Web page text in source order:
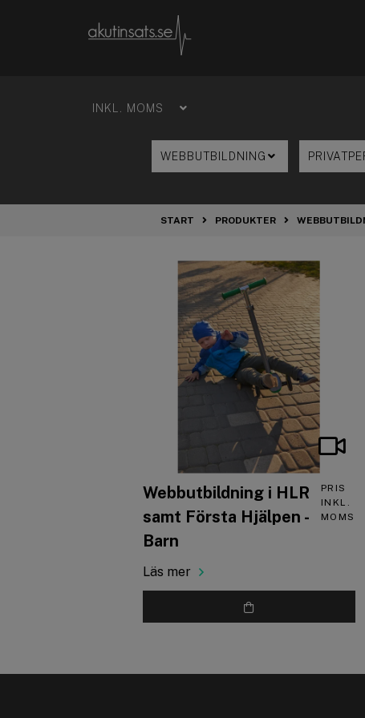
START PRODUKTER
Webbutbildning i HLR
samt Första Hjälpen -
Barn
PRIS
INKL.
MOMS
Läs mer